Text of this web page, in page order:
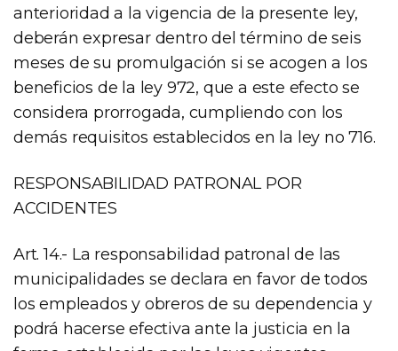
anterioridad a la vigencia de la presente ley,
deberán expresar dentro del término de seis
meses de su promulgación si se acogen a los
beneficios de la ley 972, que a este efecto se
considera prorrogada, cumpliendo con los
demás requisitos establecidos en la ley no 716.
RESPONSABILIDAD PATRONAL POR
ACCIDENTES
Art. 14.- La responsabilidad patronal de las
municipalidades se declara en favor de todos
los empleados y obreros de su dependencia y
podrá hacerse efectiva ante la justicia en la